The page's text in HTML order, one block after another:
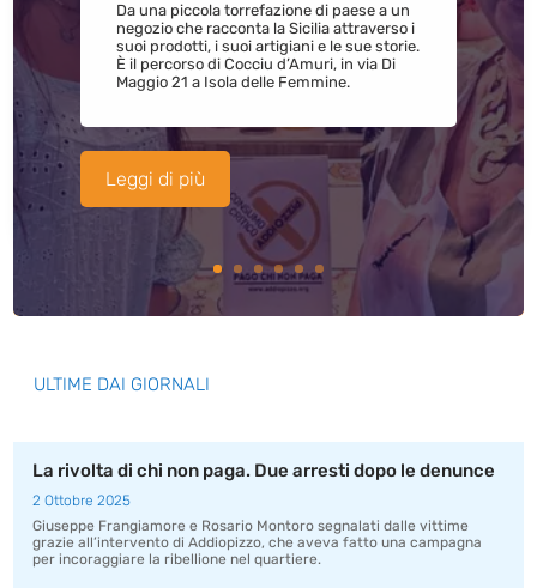
Da una piccola torrefazione di paese a un
negozio che racconta la Sicilia attraverso i
suoi prodotti, i suoi artigiani e le sue storie.
È il percorso di Cocciu d’Amuri, in via Di
Maggio 21 a Isola delle Femmine.
Leggi di più
ULTIME DAI GIORNALI
La rivolta di chi non paga. Due arresti dopo le denunce
2 Ottobre 2025
Giuseppe Frangiamore e Rosario Montoro segnalati dalle vittime
grazie all’intervento di Addiopizzo, che aveva fatto una campagna
per incoraggiare la ribellione nel quartiere.